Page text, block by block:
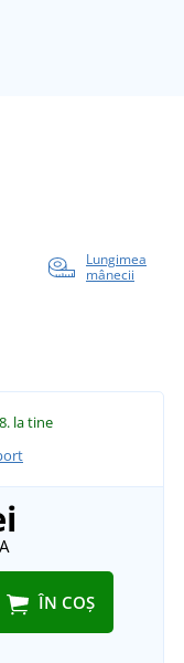
Lungimea
mânecii
la tine
ÎN COȘ